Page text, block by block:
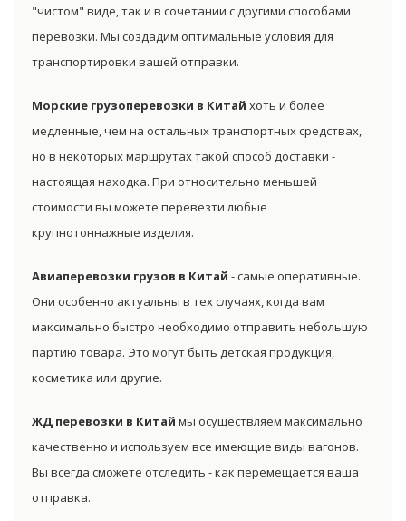
"чистом" виде, так и в сочетании с другими способами
перевозки. Мы создадим оптимальные условия для
транспортировки вашей отправки.
Морские грузоперевозки в Китай хоть и более
медленные, чем на остальных транспортных средствах,
но в некоторых маршрутах такой способ доставки -
настоящая находка. При относительно меньшей
стоимости вы можете перевезти любые
крупнотоннажные изделия.
Авиаперевозки грузов в Китай - самые оперативные.
Они особенно актуальны в тех случаях, когда вам
максимально быстро необходимо отправить небольшую
партию товара. Это могут быть детская продукция,
косметика или другие.
ЖД перевозки в Китай мы осуществляем максимально
качественно и используем все имеющие виды вагонов.
Вы всегда сможете отследить - как перемещается ваша
отправка.